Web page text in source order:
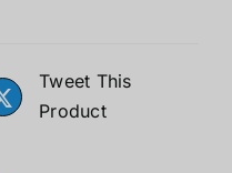
Tweet This
Product